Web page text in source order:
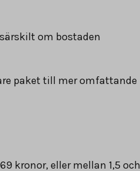
om bostaden
paket till mer omfattande
kronor, eller mellan 1,5 och